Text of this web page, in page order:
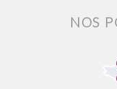
NOS